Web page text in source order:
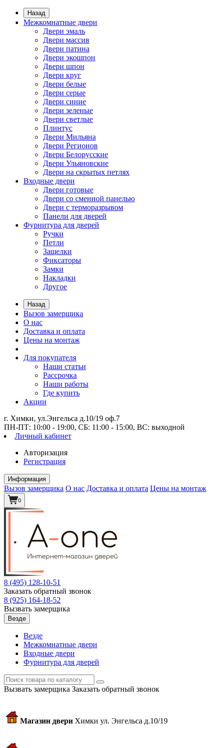
Назад
Межкомнатные двери
Двери эмаль
Двери массив
Двери патина
Двери экошпон
Двери шпон
Двери круг
Двери белые
Двери серые
Двери синие
Двери зеленые
Двери светлые
Плинтус
Двери Мильяна
Двери Регионов
Двери Белорусские
Двери Ульяновские
Двери на скрытых петлях
Входные двери
Двери готовые
Двери со сменной панелью
Двери с терморазрывом
Панели для дверей
Фурнитура для дверей
Ручки
Петли
Защелки
Фиксаторы
Замки
Накладки
Другое
Назад
Вызов замерщика
О нас
Доставка и оплата
Цены на монтаж
Для покупателя
Наши статьи
Рассрочка
Наши работы
Где купить
Акции
г. Химки, ул.Энгельса д.10/19 оф.7
ПН-ПТ: 10:00 - 19:00, СБ: 11:00 - 15:00, ВС: выходной
Личный кабинет
Авторизация
Регистрация
Информация
Вызов замерщика О нас Доставка и оплата Цены на монтаж
0
8 (495) 128-10-51
Заказать обратный звонок
8 (925) 164-18-52
Вызвать замерщика
Везде
Везде
Межкомнатные двери
Входные двери
Фурнитура для дверей
Вызвать замерщика Заказать обратный звонок
Магазин двери Химки ул. Энгельса д.10/19